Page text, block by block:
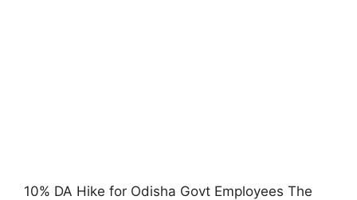
10% DA Hike for Odisha Govt Employees The